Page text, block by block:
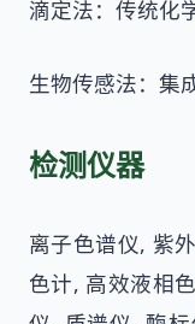
滴定法：传统化
生物传感法：集
检测仪器
离子色谱仪, 紫
色计, 高效液相